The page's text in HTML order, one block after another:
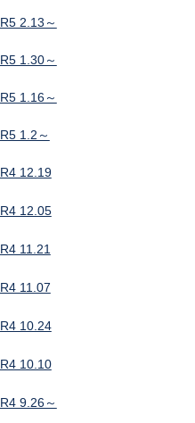
R5 2.13～
R5 1.30～
R5 1.16～
R5 1.2～
R4 12.19
R4 12.05
R4 11.21
R4 11.07
R4 10.24
R4 10.10
R4 9.26～